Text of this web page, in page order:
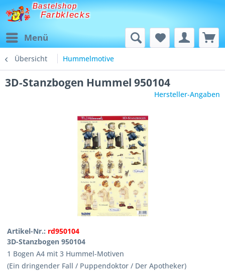
Bastelshop
Farbklecks
Menü
Übersicht Hummelmotive
3D-Stanzbogen Hummel 950104
Hersteller-Angaben
Artikel-Nr.: rd950104
3D-Stanzbogen 950104
1 Bogen A4 mit 3 Hummel-Motiven
(Ein dringender Fall / Puppendoktor / Der Apotheker)